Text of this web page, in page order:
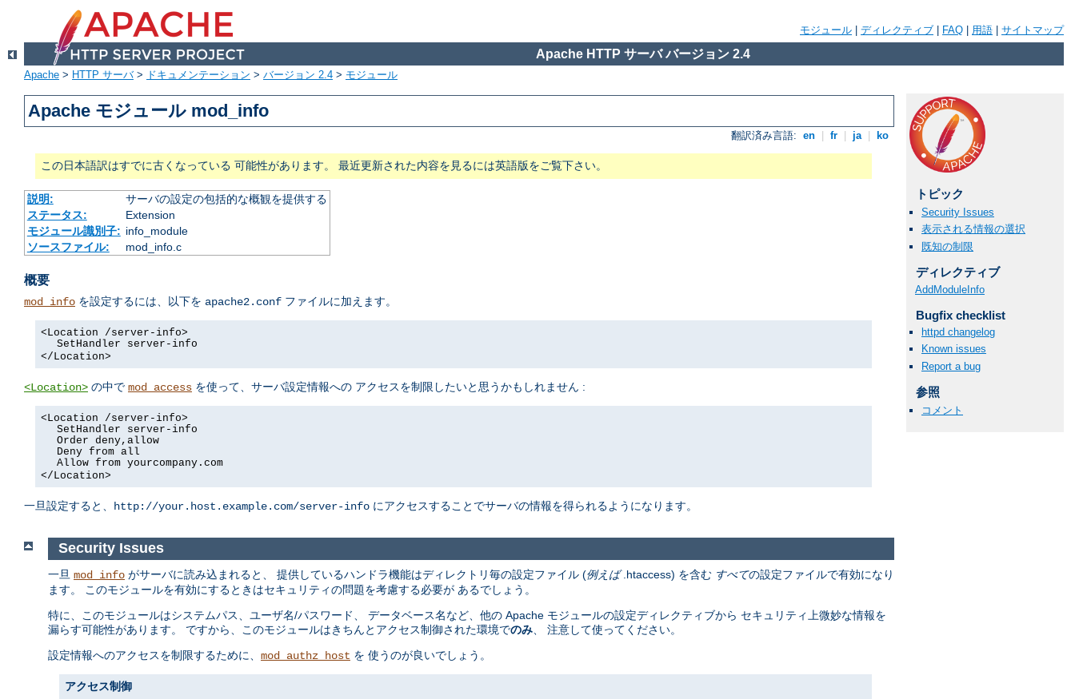
モジュール ディレクティブ FAQ 用語 サイトマップ
Apache HTTP サーバ バージョン 2.4
Apache > HTTP サーバ> ドキュメンテーション > バージョン 2.4 > モジュール
Apache モジュール mod_info
翻訳済み言語: en fr ja ko
この日本語訳はすでに古くなっている 可能性があります。 最近更新された内容を見るには英語版をご覧下さい。
説明:
サーバの設定の包括的な概観を提供する
ステータス:
Extension
モジュール識別子: info_module
ソースファイル:
mod_info.c
概要
mod_info を設定するには、以下を apache2.conf ファイルに加えます。
<Location /server-info>
SetHandler server-info
</Location>
<Location> の中で mod_access を使って、サーバ設定情報への アクセスを制限したいと思うかもしれません :
<Location /server-info>
SetHandler server-info
Order deny,allow
Deny from all
Allow from yourcompany.com
</Location>
一旦設定すると、 http://your.host.example.com/server-info にアクセスすることでサーバの情報を得られるようになります。
トピック
Security Issues
表示される情報の選択
既知の制限
ディレクティブ
AddModuleInfo
Bugfix checklist
httpd changelog
Known issues
Report a bug
参照
コメント
Security Issues
一旦 mod_info がサーバに読み込まれると、 提供しているハンドラ機能はディレクトリ毎の設定ファイル (例えば.htaccess) を含む すべての設定ファイルで有効になり
ます。 このモジュールを有効にするときはセキュリティの問題を考慮する必要が あるでしょう。
特に、このモジュールはシステムパス、ユーザ名/パスワード、 データベース名など、他の Apache モジュールの設定ディレクティブから セキュリティ上微妙な情報を
漏らす可能性があります。 ですから、このモジュールはきちんとアクセス制御された環境でのみ 、 注意して使ってください。
設定情報へのアクセスを制限するために、 mod_authz_host を 使うのが良いでしょう。
アクセス制御